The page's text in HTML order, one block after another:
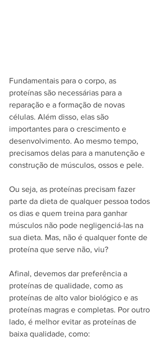
Fundamentais para o corpo, as
proteínas são necessárias para a
reparação e a formação de novas
células. Além disso, elas são
importantes para o crescimento e
desenvolvimento. Ao mesmo tempo,
precisamos delas para a manutenção e
construção de músculos, ossos e pele.
Ou seja, as proteínas precisam fazer
parte da dieta de qualquer pessoa todos
os dias e quem treina para ganhar
músculos não pode negligenciá-las na
sua dieta. Mas, não é qualquer fonte de
proteína que serve não, viu?
Afinal, devemos dar preferência a
proteínas de qualidade, como as
proteínas de alto valor biológico e as
proteínas magras e completas. Por outro
lado, é melhor evitar as proteínas de
baixa qualidade, como: